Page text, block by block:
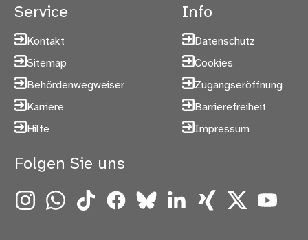
Service
Kontakt
Sitemap
Behördenwegweiser
Karriere
Hilfe
Info
Datenschutz
Cookies
Zugangseröffnung
Barrierefreiheit
Impressum
Folgen Sie uns
InstagramWhatsAppTikTokFacebookBlueskyLinkedInXing X YouTube